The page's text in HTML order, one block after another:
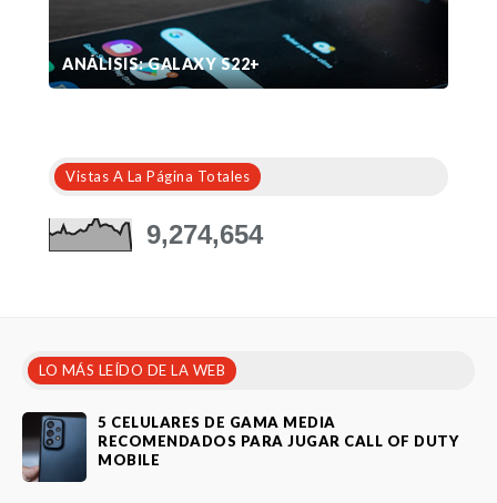
ANÁLISIS: GALAXY S22+
Vistas A La Página Totales
9,274,654
LO MÁS LEÍDO DE LA WEB
5 CELULARES DE GAMA MEDIA
RECOMENDADOS PARA JUGAR CALL OF DUTY
MOBILE